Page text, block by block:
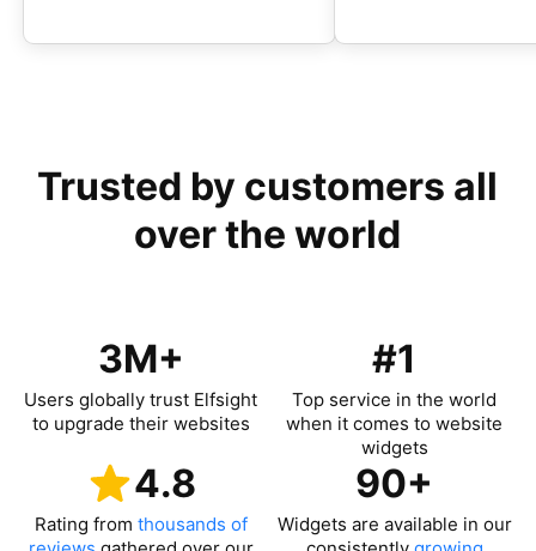
Trusted by customers all
over the world
3M+
Users globally trust Elfsight
to upgrade their websites
#1
Top service in the world
when it comes to website
widgets
4.8
Rating from thousands of
90+
Widgets are available in our